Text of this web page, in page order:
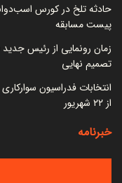
حادثه تلخ در کورس
پیست مسابقه
تصمیم نهایی
انتخابات فدراسیون
از ۲۲ شهریور
خبرنامه